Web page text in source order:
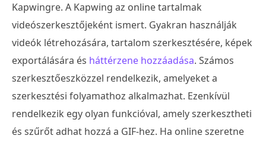
Kapwingre. A Kapwing az online tartalmak
videószerkesztőjeként ismert. Gyakran használják
videók létrehozására, tartalom szerkesztésére, képek
exportálására és háttérzene hozzáadása. Számos
szerkesztőeszközzel rendelkezik, amelyeket a
szerkesztési folyamathoz alkalmazhat. Ezenkívül
rendelkezik egy olyan funkcióval, amely szerkesztheti
és szűrőt adhat hozzá a GIF-hez. Ha online szeretne